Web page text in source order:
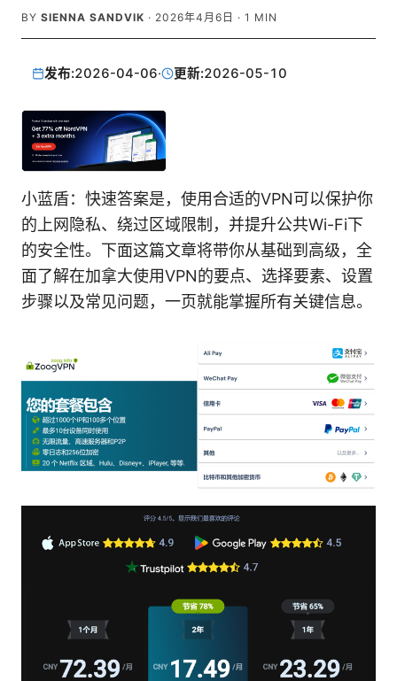
BY SIENNA SANDVIK · 2026年4月6日 · 1 MIN
发布:2026-04-06· 更新:2026-05-10
小蓝盾：快速答案是，使用合适的VPN可以保护你
的上网隐私、绕过区域限制，并提升公共Wi-Fi下
的安全性。下面这篇文章将带你从基础到高级，全
面了解在加拿大使用VPN的要点、选择要素、设置
步骤以及常见问题，一页就能掌握所有关键信息。